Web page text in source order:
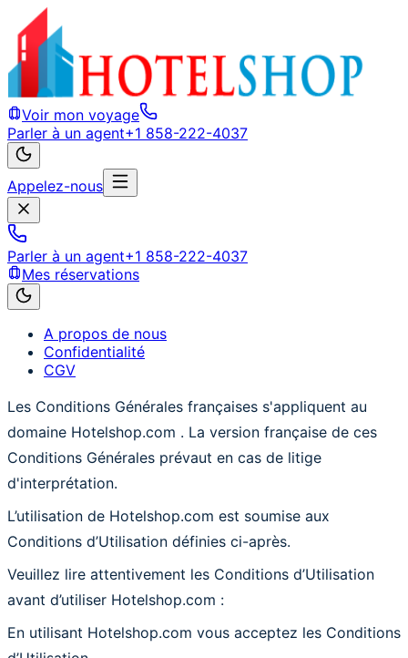
Voir mon voyage
Parler à un agent+1 858-222-4037
Appelez-nous
Parler à un agent+1 858-222-4037
Mes réservations
A propos de nous
Confidentialité
CGV
Les Conditions Générales françaises s'appliquent au
domaine Hotelshop.com . La version française de ces
Conditions Générales prévaut en cas de litige
d'interprétation.
L’utilisation de Hotelshop.com est soumise aux
Conditions d’Utilisation définies ci-après.
Veuillez lire attentivement les Conditions d’Utilisation
avant d’utiliser Hotelshop.com :
En utilisant Hotelshop.com vous acceptez les Conditions